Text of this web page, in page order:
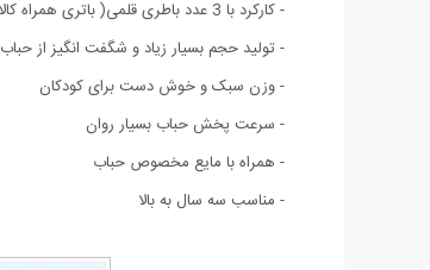
- کارکرد با 3 عدد باطری قلمی( باتری همراه کالا نمی باشد )
- تولید حجم بسیار زیاد و شگفت انگیز از حباب
- وزن سبک و خوش دست برای کودکان
- سرعت پخش حباب بسیار روان
- همراه با مایع مخصوص حباب
- مناسب سه سال به بالا